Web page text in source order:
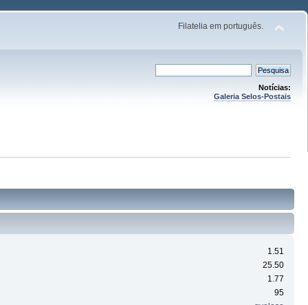
Filatelia em português.
Notícias:
Galeria Selos-Postais
1.51
25.50
1.77
95